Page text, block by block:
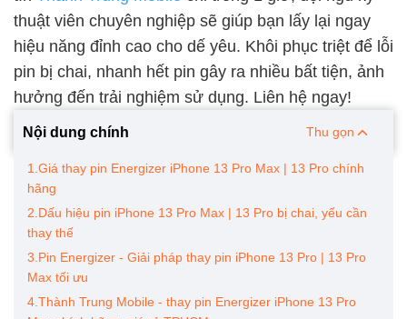
thuật viên chuyên nghiệp sẽ giúp bạn lấy lại ngay
hiệu năng đỉnh cao cho dế yêu. Khôi phục triệt để lỗi
pin bị chai, nhanh hết pin gây ra nhiều bất tiện, ảnh
hưởng đến trải nghiệm sử dụng. Liên hệ ngay!
Nội dung chính Thu gọn
1.Giá thay pin Energizer iPhone 13 Pro Max | 13 Pro chính
hãng
2.Dấu hiệu pin iPhone 13 Pro Max | 13 Pro bị chai, yếu cần
thay thế
3.Pin Energizer - Giải pháp thay pin iPhone 13 Pro | 13 Pro
Max tối ưu
4.Thành Trung Mobile - thay pin Energizer iPhone 13 Pro